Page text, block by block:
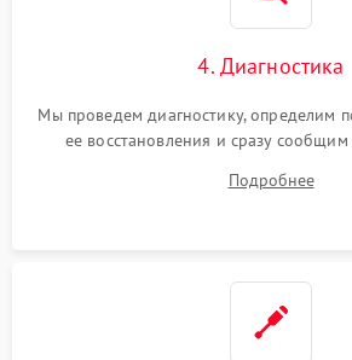
4. Диагностика
Мы проведем диагностику, определим
ее восстановления и сразу
Подробнее